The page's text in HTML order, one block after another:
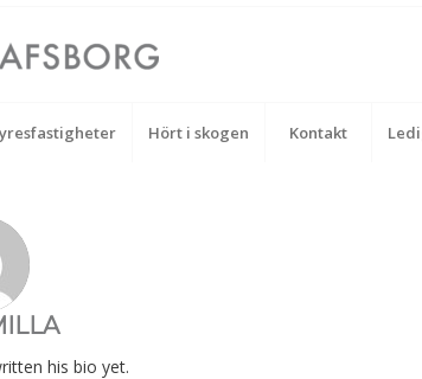
Hört i skogen Kontakt
his bio yet.